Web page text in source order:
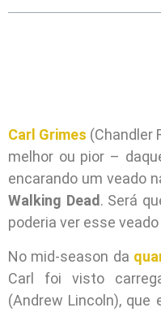
Carl Grimes (Chandler
melhor ou pior –
encarando um veado
Walking Dead. Será
poderia ver esse
No mid-season da
Carl foi visto
(Andrew Lincoln), que